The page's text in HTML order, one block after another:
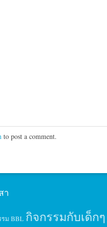
to post a comment.
า
ม BBL กิจกรรมกับเด็กๆ